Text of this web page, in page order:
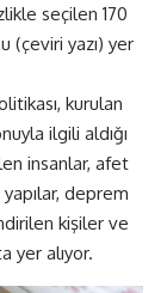
seçilen 170
(çeviri yazı) yer
kurulan
ilgili aldığı
insanlar, afet
deprem
kişiler ve
yer alıyor.